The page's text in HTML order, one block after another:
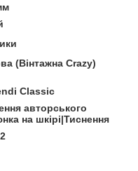
(Вінтажна Crazy)
Classic
авторського
на шкірі|Тиснення